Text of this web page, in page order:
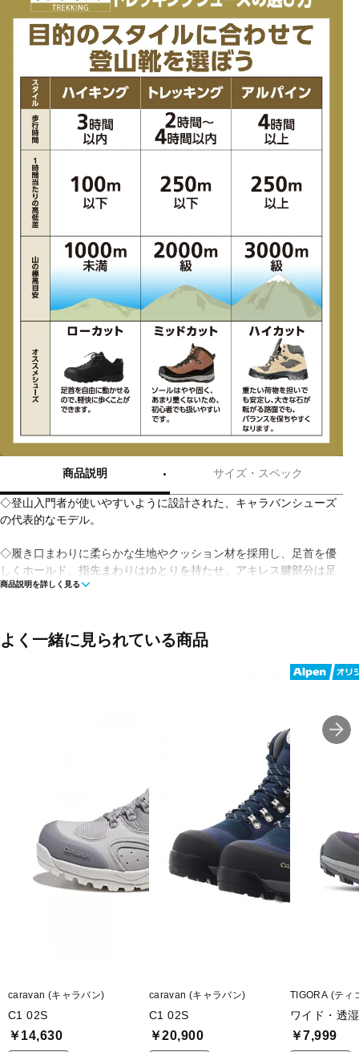
商品説明 サイズ・スペック
◇登山入門者が使いやすいように設計された、キャラバンシューズ
の代表的なモデル。
◇履き口まわりに柔らかな生地やクッション材を採用し、足首を優
しくホールド。指先まわりはゆとりを持たせ、アキレス腱部分は足
首が動きやすいよう浅めにカットするなど、初めて登山靴に足を入
ップ力を発揮するキャラバントレックソールや、着地時の衝撃を吸
はもちろん、富士登山、尾瀬や屋久島でのトレッキングにも最適で
■甲材(アッパー)：メッシュナイロン/合成皮革(トゥガード/TPU補強)
■底材(ソール)：合成ラバー+EVAミッドソール
■ワイズ：3E
■片足重量：590g(26cm)
■用途：トレッキング
商品説明を詳しく見る
よく一緒に見られている商品
caravan (キャラバン)
C1 02S
￥14,630
caravan (キャラバン)
C1 02S
￥20,900
TIGORA (ティ
ワイド・透
￥7,999